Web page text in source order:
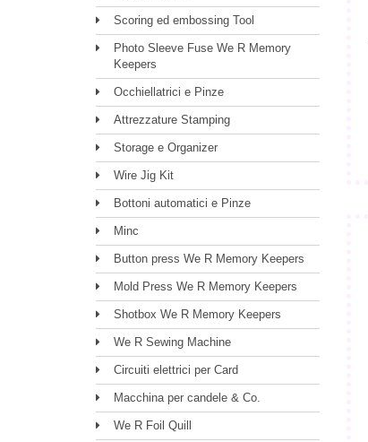
Scoring ed embossing Tool
Photo Sleeve Fuse We R Memory
Keepers
Occhiellatrici e Pinze
Attrezzature Stamping
Storage e Organizer
Wire Jig Kit
Bottoni automatici e Pinze
Minc
Button press We R Memory Keepers
Mold Press We R Memory Keepers
Shotbox We R Memory Keepers
We R Sewing Machine
Circuiti elettrici per Card
Macchina per candele & Co.
We R Foil Quill